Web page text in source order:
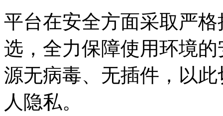
平台在安全方面采取严
选，全力保障使用环境
源无病毒、无插件，以
人隐私。